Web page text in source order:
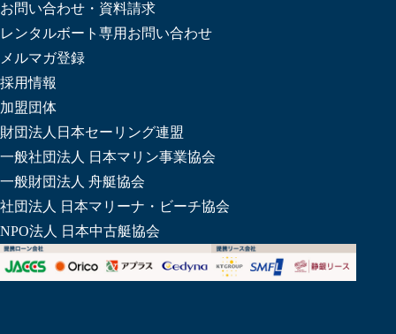
お問い合わせ・資料請求
レンタルボート専用お問い合わせ
メルマガ登録
採用情報
加盟団体
財団法人日本セーリング連盟
一般社団法人 日本マリン事業協会
一般財団法人 舟艇協会
社団法人 日本マリーナ・ビーチ協会
NPO法人 日本中古艇協会